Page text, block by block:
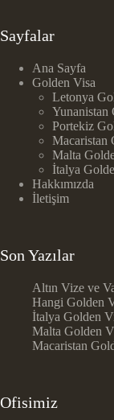
Sayfalar
Ana Sayfa
Golden Visa
Letonya
Yunanistan
Portekiz
Macaristan
Malta
İtalya
Hakkımızda
İletişim
Son Yazılar
Altın Vize ve
Hangi Golden
İtalya Golden
Malta Golden
Macaristan
Ofisimiz